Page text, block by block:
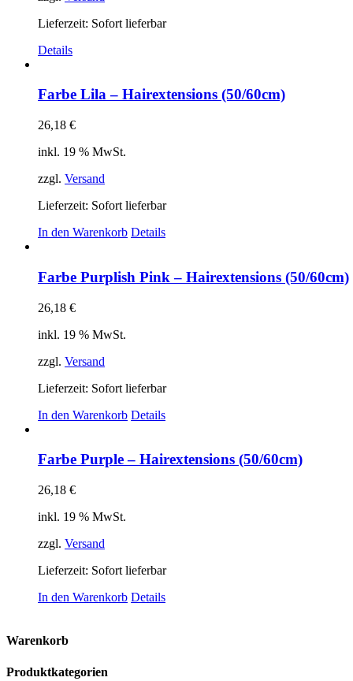
Lieferzeit: Sofort lieferbar
Details
Farbe Lila – Hairextensions (50/60cm)
26,18 €
inkl. 19 % MwSt.
zzgl. Versand
Lieferzeit: Sofort lieferbar
In den Warenkorb Details
Farbe Purplish Pink – Hairextensions (50/60cm)
26,18 €
inkl. 19 % MwSt.
zzgl. Versand
Lieferzeit: Sofort lieferbar
In den Warenkorb Details
Farbe Purple – Hairextensions (50/60cm)
26,18 €
inkl. 19 % MwSt.
zzgl. Versand
Lieferzeit: Sofort lieferbar
In den Warenkorb Details
Warenkorb
Produktkategorien